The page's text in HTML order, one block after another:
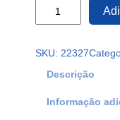
rSKU: 22327
Descrição
Informação